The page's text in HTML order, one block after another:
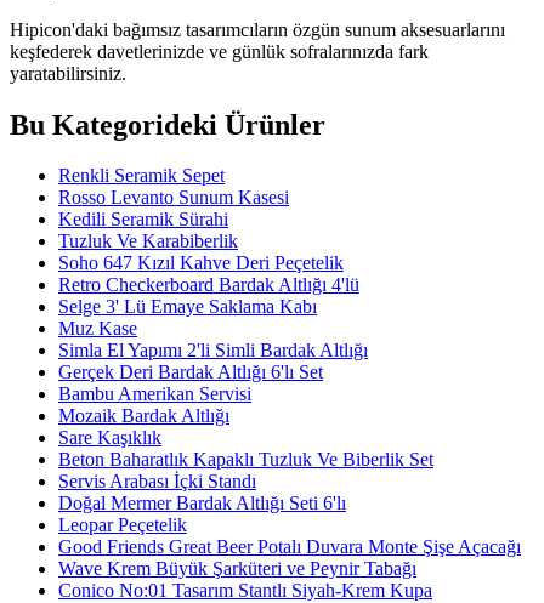
Hipicon'daki bağımsız tasarımcıların özgün sunum aksesuarlarını
keşfederek davetlerinizde ve günlük sofralarınızda fark
yaratabilirsiniz.
Bu Kategorideki Ürünler
Renkli Seramik Sepet
Rosso Levanto Sunum Kasesi
Kedili Seramik Sürahi
Tuzluk Ve Karabiberlik
Soho 647 Kızıl Kahve Deri Peçetelik
Retro Checkerboard Bardak Altlığı 4'lü
Selge 3' Lü Emaye Saklama Kabı
Muz Kase
Simla El Yapımı 2'li Simli Bardak Altlığı
Gerçek Deri Bardak Altlığı 6'lı Set
Bambu Amerikan Servisi
Mozaik Bardak Altlığı
Sare Kaşıklık
Beton Baharatlık Kapaklı Tuzluk Ve Biberlik Set
Servis Arabası İçki Standı
Doğal Mermer Bardak Altlığı Seti 6'lı
Leopar Peçetelik
Good Friends Great Beer Potalı Duvara Monte Şişe Açacağı
Wave Krem Büyük Şarküteri ve Peynir Tabağı
Conico No:01 Tasarım Stantlı Siyah-Krem Kupa